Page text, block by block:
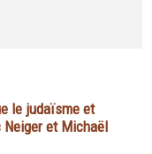
le judaïsme et
Neiger et Michaël